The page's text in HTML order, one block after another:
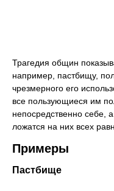
Трагедия общин
например, пастбищу,
чрезмерного его
все пользующиеся им
непосредственно себе,
ложатся на них всех
Примеры
Пастбище